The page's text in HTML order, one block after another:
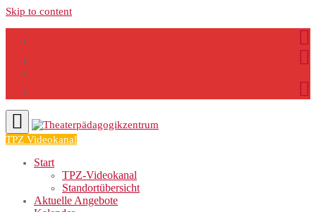
Skip to content
TPZ Videokanal
Start
TPZ-Videokanal
Standortübersicht
Aktuelle Angebote